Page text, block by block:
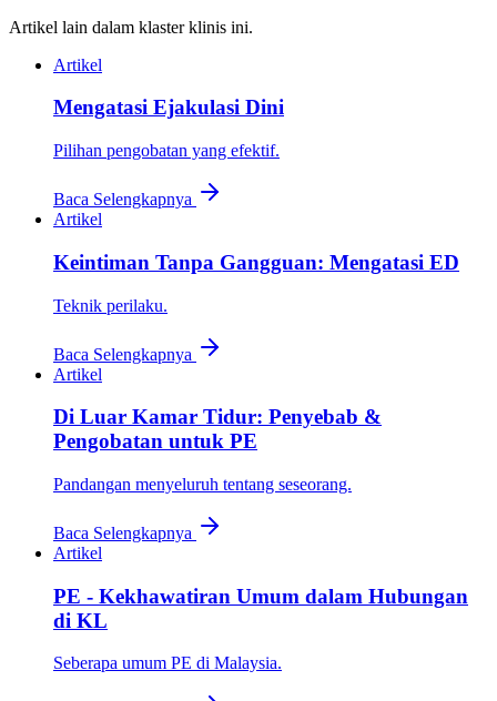
Artikel lain dalam klaster klinis ini.
Artikel
Mengatasi Ejakulasi Dini
Pilihan pengobatan yang efektif.
Baca Selengkapnya
Artikel
Keintiman Tanpa Gangguan: Mengatasi ED
Teknik perilaku.
Baca Selengkapnya
Artikel
Di Luar Kamar Tidur: Penyebab &
Pengobatan untuk PE
Pandangan menyeluruh tentang seseorang.
Baca Selengkapnya
Artikel
PE - Kekhawatiran Umum dalam Hubungan
di KL
Seberapa umum PE di Malaysia.